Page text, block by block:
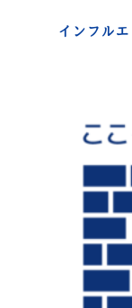
インフル